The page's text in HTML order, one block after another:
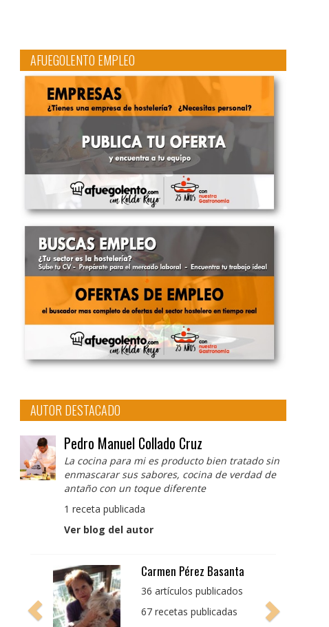
AFUEGOLENTO EMPLEO
AUTOR DESTACADO
Pedro Manuel Collado Cruz
La cocina para mi es producto bien tratado sin
enmascarar sus sabores, cocina de verdad de
antaño con un toque diferente
1 receta publicada
Ver blog del autor
Pedro Manuel Collado
Cruz
producto bien tratado